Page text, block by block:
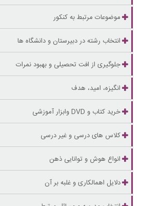
موضوعات مرتبط به کنکور
انتخاب رشته در دبیرستان و دانشگاه ها
جلوگیری از افت تحصیلی و بهبود نمرات
انگیزه، امید، هدف
خرید کتاب و DVD وابزار آموزشی
کلاس های درسی و غیر درسی
انواع هوش و توانایی ذهن
دلایل اهمالکاری و غلبه بر آن